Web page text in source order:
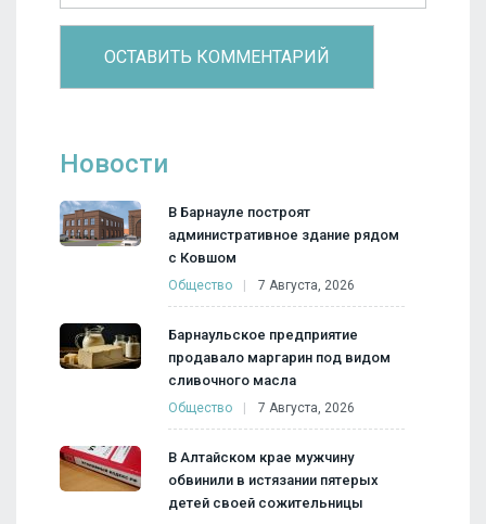
Новости
В Барнауле построят
административное здание рядом
с Ковшом
Общество 7 Августа, 2026
Барнаульское предприятие
продавало маргарин под видом
сливочного масла
Общество 7 Августа, 2026
В Алтайском крае мужчину
обвинили в истязании пятерых
детей своей сожительницы